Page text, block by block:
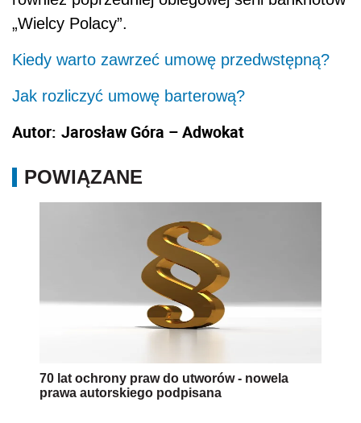
„Wielcy Polacy”.
Kiedy warto zawrzeć umowę przedwstępną?
Jak rozliczyć umowę barterową?
Autor: Jarosław Góra – Adwokat
POWIĄZANE
70 lat ochrony praw do utworów - nowela
prawa autorskiego podpisana